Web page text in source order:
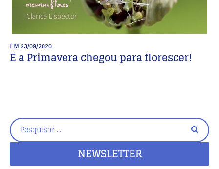
EM23/09/2020
E a Primavera chegou para florescer!
NEWSLETTER